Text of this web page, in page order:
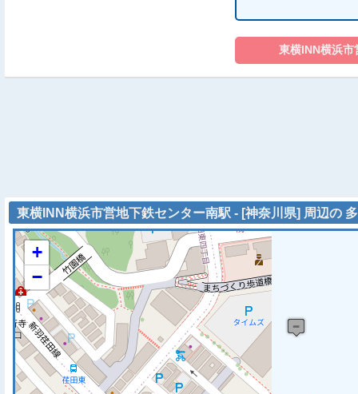
東横INN横浜市営地下鉄センター南駅 - [神奈川県] 周辺の
+
−